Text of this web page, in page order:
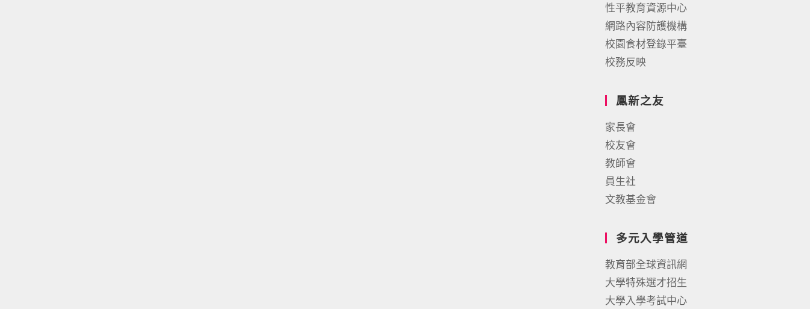
性平教育資源中心
網路內容防護機構
校園食材登錄平臺
校務反映
鳳新之友
家長會
校友會
教師會
員生社
文教基金會
多元入學管道
教育部全球資訊網
大學特殊選才招生
大學入學考試中心